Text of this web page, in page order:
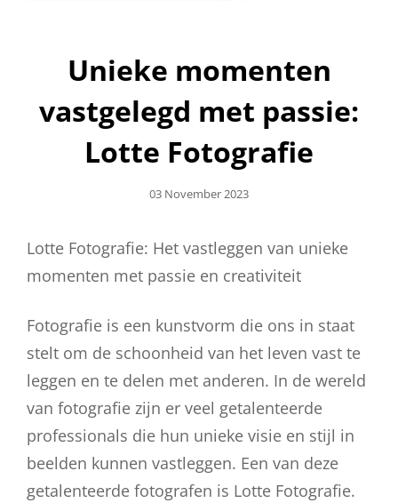
Unieke momenten
vastgelegd met passie:
Lotte Fotografie
Geplaatst
03 November 2023
Lotte Fotografie: Het vastleggen van unieke
momenten met passie en creativiteit
Fotografie is een kunstvorm die ons in staat
stelt om de schoonheid van het leven vast te
leggen en te delen met anderen. In de wereld
van fotografie zijn er veel getalenteerde
professionals die hun unieke visie en stijl in
beelden kunnen vastleggen. Een van deze
getalenteerde fotografen is Lotte Fotografie.